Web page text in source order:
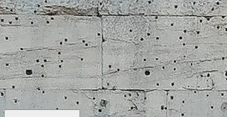
Jegyek, hozzáférés, fotózás és minden apró részlet, hogy
zökkenőmentes legyen a látogatás.